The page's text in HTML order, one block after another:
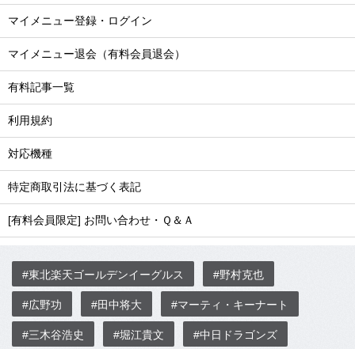
マイメニュー登録・ログイン
マイメニュー退会（有料会員退会）
有料記事一覧
利用規約
対応機種
特定商取引法に基づく表記
[有料会員限定] お問い合わせ・Ｑ＆Ａ
#東北楽天ゴールデンイーグルス #野村克也
#広野功 #田中将大 #マーティ・キーナート
#三木谷浩史 #堀江貴文 #中日ドラゴンズ